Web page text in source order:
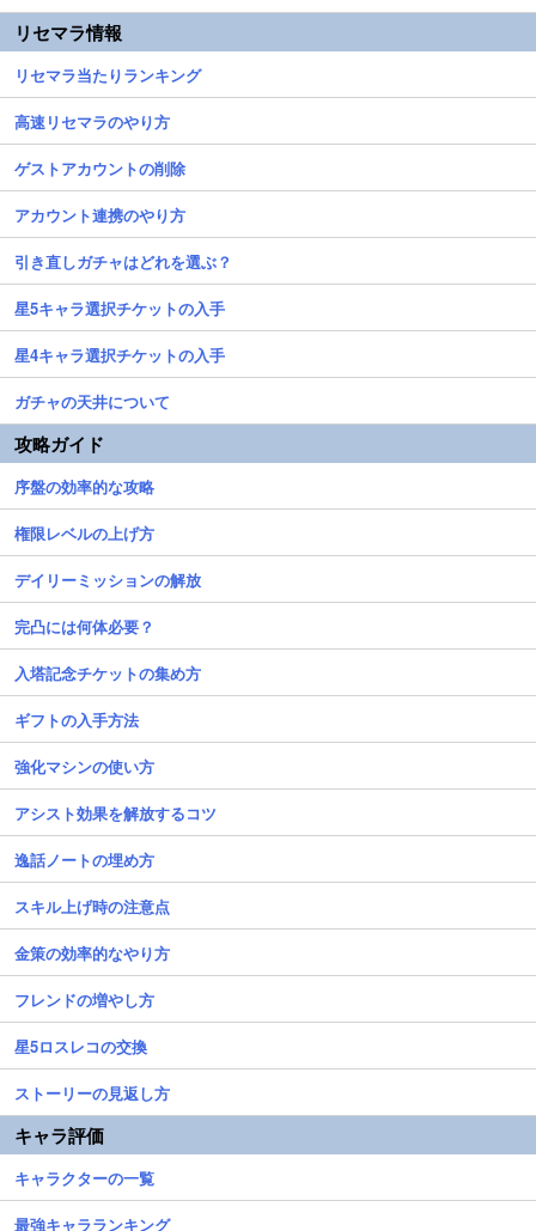
リセマラ情報
リセマラ当たりランキング
高速リセマラのやり方
ゲストアカウントの削除
アカウント連携のやり方
引き直しガチャはどれを選ぶ？
星5キャラ選択チケットの入手
星4キャラ選択チケットの入手
ガチャの天井について
攻略ガイド
序盤の効率的な攻略
権限レベルの上げ方
デイリーミッションの解放
完凸には何体必要？
入塔記念チケットの集め方
ギフトの入手方法
強化マシンの使い方
アシスト効果を解放するコツ
逸話ノートの埋め方
スキル上げ時の注意点
金策の効率的なやり方
フレンドの増やし方
星5ロスレコの交換
ストーリーの見返し方
キャラ評価
キャラクターの一覧
最強キャラランキング